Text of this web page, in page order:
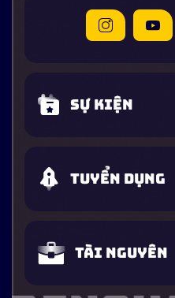
Sự kiện
Tuyển dụng
Tài nguyên